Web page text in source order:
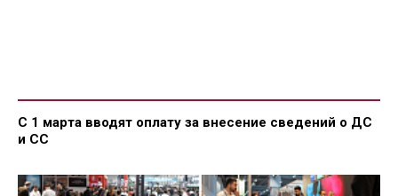
С 1 марта вводят оплату за внесение сведений о ДС
и СС